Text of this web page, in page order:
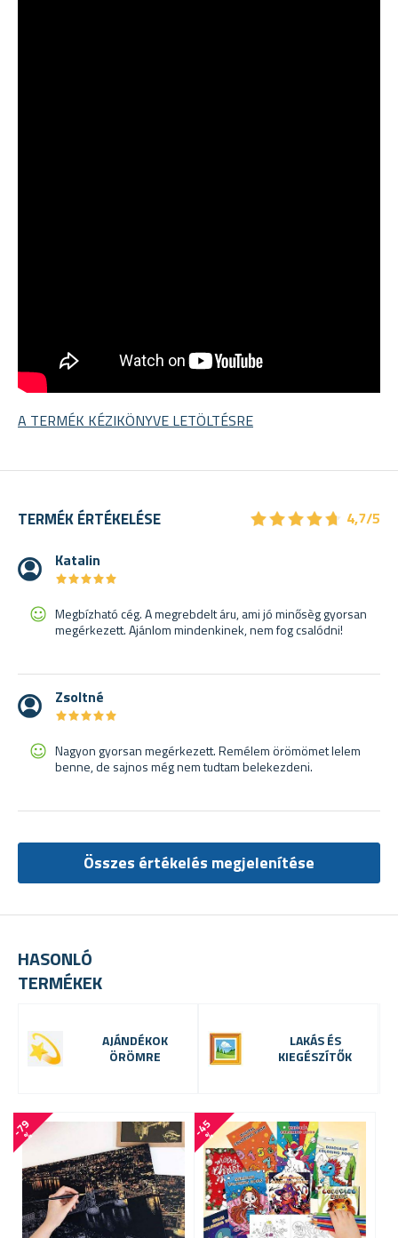
A TERMÉK KÉZIKÖNYVE LETÖLTÉSRE
HASONLÓ
TERMÉKEK
AJÁNDÉKOK
ÖRÖMRE
LAKÁS ÉS
KIEGÉSZÍTŐK
-
7
9
% -
4
5
%
TERMÉK ÉRTÉKELÉSE ★★★★★
★★★★★ 4,7/5
Katalin
★★★★★
★★★★★
Megbízható cég. A megrebdelt áru, ami jó minősèg gyorsan
megérkezett. Ajánlom mindenkinek, nem fog csalódni!
Zsoltné
★★★★★
★★★★★
Nagyon gyorsan megérkezett. Remélem örömömet lelem
benne, de sajnos még nem tudtam belekezdeni.
Összes értékelés megjelenítése